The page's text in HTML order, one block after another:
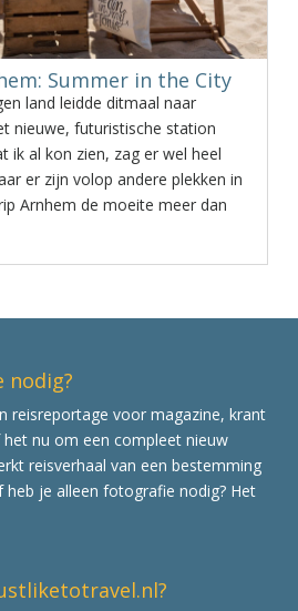
Summer in the City
land leidde ditmaal naar
nieuwe, futuristische station
ik al kon zien, zag er wel heel
er zijn volop andere plekken in
Arnhem de moeite meer dan
nodig?
reisreportage voor magazine, krant
nu om een compleet nieuw
reisverhaal van een bestemming
heb je alleen fotografie nodig? Het